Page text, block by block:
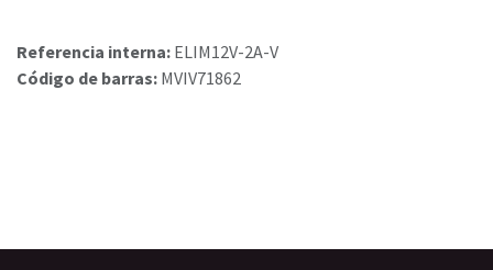
Referencia interna: ELIM12V-2A-V
Código de barras: MVIV71862